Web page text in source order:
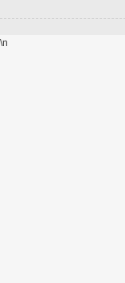
\n